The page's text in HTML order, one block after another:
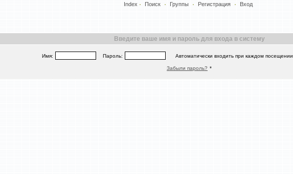
Index Поиск Группы Регистрация Вход
Введите ваше имя и пароль для входа в систему
Имя: Пароль: Автоматически входить при каждом посещении
Забыли пароль? *